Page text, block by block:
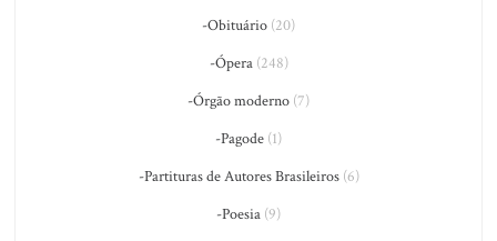
-Obituário (20)
-Ópera(248)
-Órgão moderno (7)
-Pagode (1)
-Partituras de Autores Brasileiros(6)
-Poesia (9)